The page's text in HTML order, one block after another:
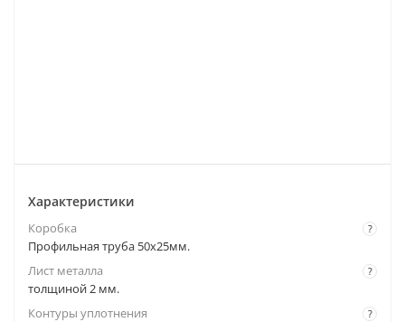
Характеристики
?
Коробка
Профильная труба 50х25мм.
?
Лист металла
толщиной 2 мм.
?
Контуры уплотнения